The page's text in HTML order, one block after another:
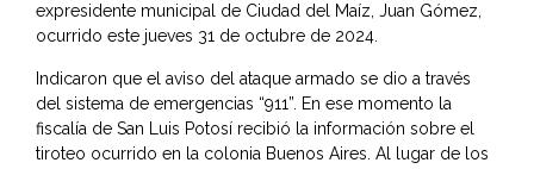
expresidente municipal de Ciudad del Maíz, Juan Gómez,
ocurrido este jueves 31 de octubre de 2024.
Indicaron que el aviso del ataque armado se dio a través
del sistema de emergencias “911”. En ese momento la
fiscalía de San Luis Potosí recibió la información sobre el
tiroteo ocurrido en la colonia Buenos Aires. Al lugar de los